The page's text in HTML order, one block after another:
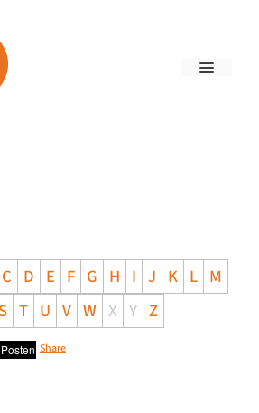
C D E F G H I J K L M
S T U V W X Y Z
Share